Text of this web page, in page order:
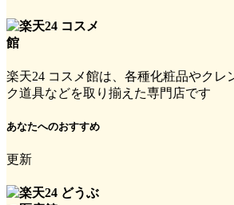
楽天24 コスメ館は、各種化粧品やクレ
ク道具などを取り揃えた専門店です
あなたへのおすすめ
更新